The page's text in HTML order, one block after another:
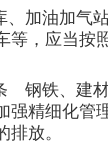
、加油加气
等，应当按
钢铁、建
强精细化管
放。